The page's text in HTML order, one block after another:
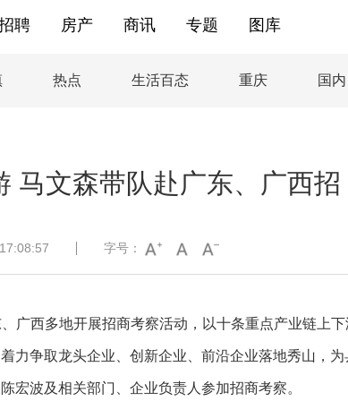
聘 房产 商讯 专题 图库
热点 生活百态 重庆 国内
马文森带队赴广东、广西招
字号：
广西多地开展招商考察活动，以十条重点产业链上下
力争取龙头企业、创新企业、前沿企业落地秀山，为
宏波及相关部门、企业负责人参加招商考察。